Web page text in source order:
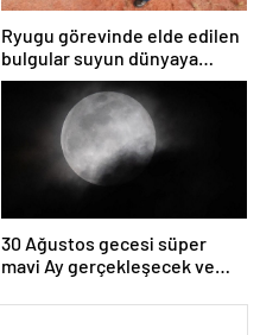
Ryugu görevinde elde edilen
bulgular suyun dünyaya
asteroitlerce getirilmiş
olabileceğini gösteriyor
30 Ağustos gecesi süper
mavi Ay gerçekleşecek ve
olacak